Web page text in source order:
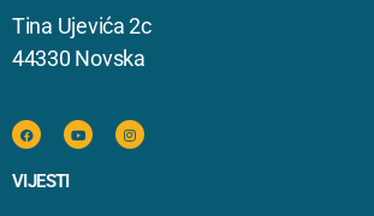
Tina Ujevića 2c
44330 Novska
VIJESTI